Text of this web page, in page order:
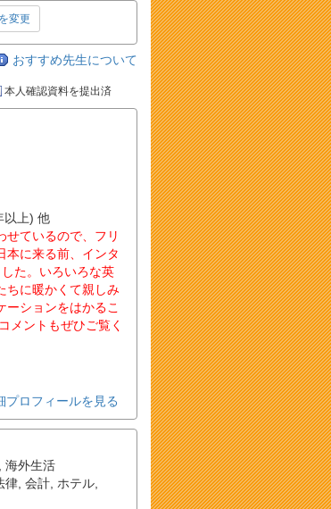
変更
おすすめ先生について
本人確認資料を提出済
以上) 他
せているので、フリ
本に来る前、インタ
た。いろいろな英
ちに暖かくて親しみ
ションをはかるこ
メントもぜひご覧く
プロフィールを見る
海外生活
律, 会計, ホテル,